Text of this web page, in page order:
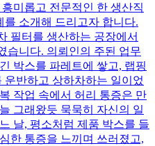
미롭고 전문적인 한 생산직
소개해 드리고자 합니다.
필터를 생산하는 공장에서
습니다. 의뢰인의 주된 업무
박스를 파레트에 쌓고, 랩핑
반하고 상하차하는 일이었
작업 속에서 허리 통증은 만
그래왔듯 묵묵히 자신의 일
날, 평소처럼 제품 박스를 들
한 통증을 느끼며 쓰러졌고,